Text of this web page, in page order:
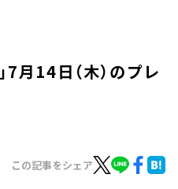
月14日（木）のプレ
この記事をシェア